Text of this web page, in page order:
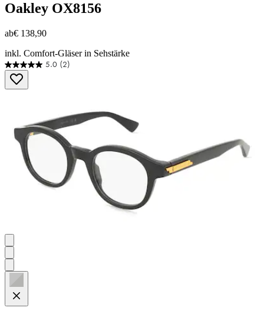
Oakley OX8156
ab€ 138,90
inkl. Comfort-Gläser in Sehstärke
5.0 (2)
5.0
von
5
Bewertungen